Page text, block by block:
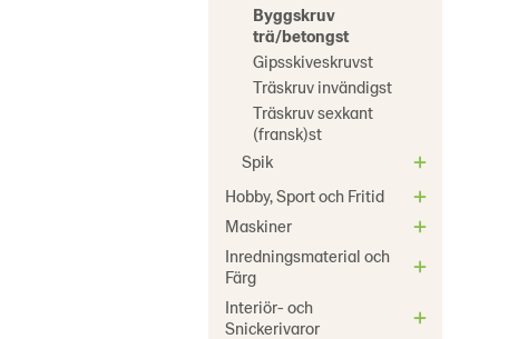
Byggskruv
trä/betongst
Gipsskiveskruvst
Träskruv invändigst
Träskruv sexkant
(fransk)st
Spik
Hobby, Sport och Fritid
Maskiner
Inredningsmaterial och
Färg
Interiör- och
Snickerivaror